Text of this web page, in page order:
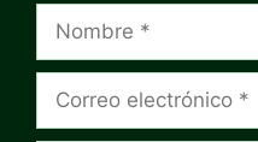
Nombre
Correo